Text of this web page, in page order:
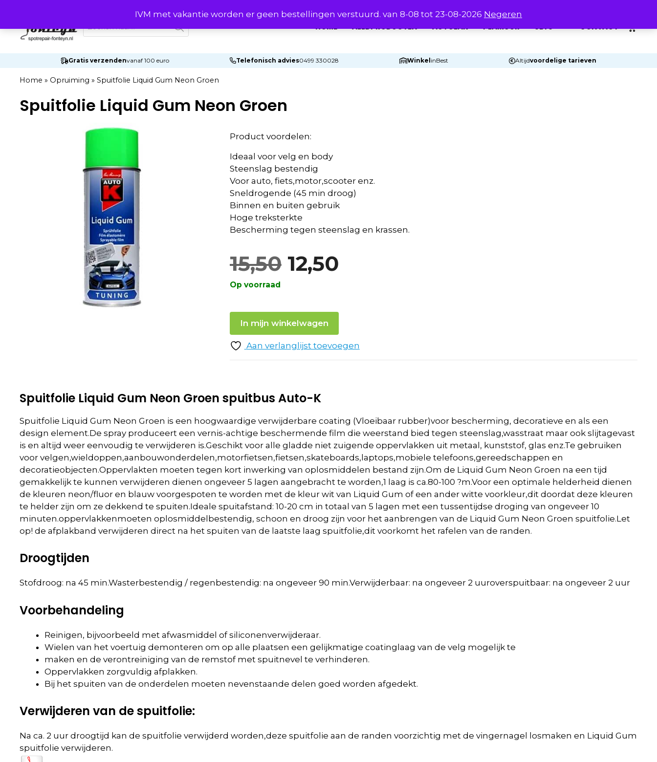
IVM met vakantie worden er geen bestellingen verstuurd. van 8-08 tot 23-08-2026 Negeren
de
inhoud
zoeken
HOME ALLE PRODUCTEN AUTOLAK PLAMUUR SETS CONTACT
Gratis verzendenvanaf 100 euro Telefonisch advies0499 330028 Winkel inBest Altijdvoordelige tarieven
Home » Opruiming » Spuitfolie Liquid Gum Neon Groen
Spuitfolie Liquid Gum Neon Groen
Product voordelen:
Ideaal voor velg en body
Steenslag bestendig
Voor auto, fiets,motor,scooter enz.
Sneldrogende (45 min droog)
Binnen en buiten gebruik
Hoge treksterkte
Bescherming tegen steenslag en krassen.
15,50 Oorspronkelijke
was:
15,50.
12,50Huidige
12,50.
Op voorraad
In mijn winkelwagen
Aan verlanglijst toevoegen
Spuitfolie Liquid Gum Neon Groen spuitbus Auto-K
Spuitfolie Liquid Gum Neon Groen is een hoogwaardige verwijderbare coating (Vloeibaar rubber)voor bescherming, decoratieve en als een
design element.De spray produceert een vernis-achtige beschermende film die weerstand bied tegen steenslag,wasstraat maar ook slijtagevast
is en altijd weer eenvoudig te verwijderen is.Geschikt voor alle gladde niet zuigende oppervlakken uit metaal, kunststof, glas enz.Te gebruiken
voor velgen,wieldoppen,aanbouwonderdelen,motorfietsen,fietsen,skateboards,laptops,mobiele telefoons,gereedschappen en
decoratieobjecten.Oppervlakten moeten tegen kort inwerking van oplosmiddelen bestand zijn.Om de Liquid Gum Neon Groen na een tijd
gemakkelijk te kunnen verwijderen dienen ongeveer 5 lagen aangebracht te worden,1 laag is ca.80-100 ?m.Voor een optimale helderheid dienen
de kleuren neon/fluor en blauw voorgespoten te worden met de kleur wit van Liquid Gum of een ander witte voorkleur,dit doordat deze kleuren
te helder zijn om ze dekkend te spuiten.Ideale spuitafstand: 10-20 cm in totaal van 5 lagen met een tussentijdse droging van ongeveer 10
minuten.oppervlakkenmoeten oplosmiddelbestendig, schoon en droog zijn voor het aanbrengen van de Liquid Gum Neon Groen spuitfolie.Let
op! de afplakband verwijderen direct na het spuiten van de laatste laag spuitfolie,dit voorkomt het rafelen van de randen.
Droogtijden
Stofdroog: na 45 min.Wasterbestendig / regenbestendig: na ongeveer 90 min.Verwijderbaar: na ongeveer 2 uuroverspuitbaar: na ongeveer 2 uur
Voorbehandeling
Reinigen, bijvoorbeeld met afwasmiddel of siliconenverwijderaar.
Wielen van het voertuig demonteren om op alle plaatsen een gelijkmatige coatinglaag van de velg mogelijk te
maken en de verontreiniging van de remstof met spuitnevel te verhinderen.
Oppervlakken zorgvuldig afplakken.
Bij het spuiten van de onderdelen moeten nevenstaande delen goed worden afgedekt.
Verwijderen van de spuitfolie:
Na ca. 2 uur droogtijd kan de spuitfolie verwijderd worden,deze spuitfolie aan de randen voorzichtig met de vingernagel losmaken en Liquid Gum
spuitfolie verwijderen.